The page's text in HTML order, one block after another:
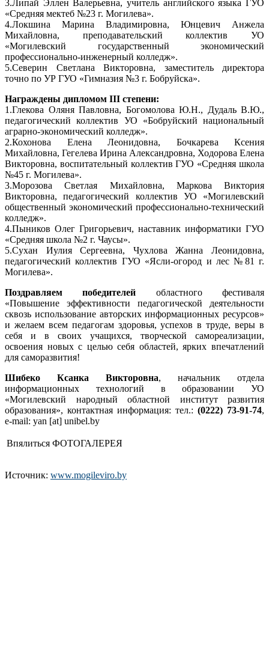
3.Липай Эллен Валерьевна, учитель английского языка ГУО
«Средняя мектеб №23 г. Могилева».
4.Локшина Марина Владимировна, Юнцевич Анжела
Михайловна, преподавательский коллектив УО
«Могилевский государственный экономический
профессионально-инженерный колледж».
5.Северин Светлана Викторовна, заместитель директора
точно по УР ГУО «Гимназия №3 г. Бобруйска».
Награждены дипломом IІІ степени:
1.Глекова Оляня Павловна, Богомолова Ю.Н., Дудаль В.Ю.,
педагогический коллектив УО «Бобруйский национальный
аграрно-экономический колледж».
2.Кохонова Елена Леонидовна, Бочкарева Ксения
Михайловна, Гегелева Ирина Александровна, Ходорова Елена
Викторовна, воспитательный коллектив ГУО «Средняя школа
№45 г. Могилева».
3.Морозова Светлая Михайловна, Маркова Виктория
Викторовна, педагогический коллектив УО «Могилевский
общественный экономический профессионально-технический
колледж».
4.Пыников Олег Григорьевич, наставник информатики ГУО
«Средняя школа №2 г. Чаусы».
5.Сухан Иулия Сергеевна, Чухлова Жанна Леонидовна,
педагогический коллектив ГУО «Ясли-огород и лес №81 г.
Могилева».
Поздравляем победителей областного фестиваля
«Повышение эффективности педагогической деятельности
сквозь использование авторских информационных ресурсов»
и желаем всем педагогам здоровья, успехов в труде, веры в
себя и в своих учащихся, творческой самореализации,
освоения новых с целью себя областей, ярких впечатлений
для саморазвития!
Шибеко Ксанка Викторовна, начальник отдела
информационных технологий в образовании УО
«Могилевский народный областной институт развития
образования», контактная информация: тел.: (0222) 73-91-74,
e-mail: yan [at] unibel.by
Впялиться ФОТОГАЛЕРЕЯ
Источник: www.mogileviro.by